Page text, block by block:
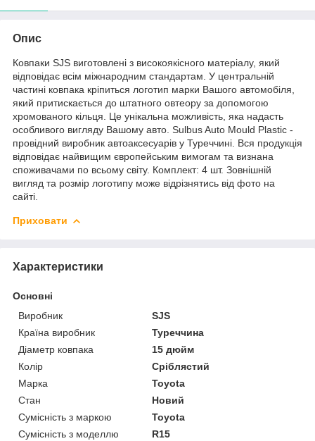
Опис
Ковпаки SJS виготовлені з високоякісного матеріалу, який
відповідає всім міжнародним стандартам. У центральній
частині ковпака кріпиться логотип марки Вашого автомобіля,
який притискається до штатного овтеору за допомогою
хромованого кільця. Це унікальна можливість, яка надасть
особливого вигляду Вашому авто. Sulbus Auto Mould Plastic -
провідний виробник автоаксесуарів у Туреччині. Вся продукція
відповідає найвищим європейським вимогам та визнана
споживачами по всьому світу. Комплект: 4 шт. Зовнішній
вигляд та розмір логотипу може відрізнятись від фото на
сайті.
Приховати
Характеристики
Основні
Виробник
SJS
Країна виробник
Туреччина
Діаметр ковпака
15 дюйм
Колір
Сріблястий
Марка
Toyota
Стан
Новий
Сумісність з маркою
Toyota
Сумісність з моделлю
R15